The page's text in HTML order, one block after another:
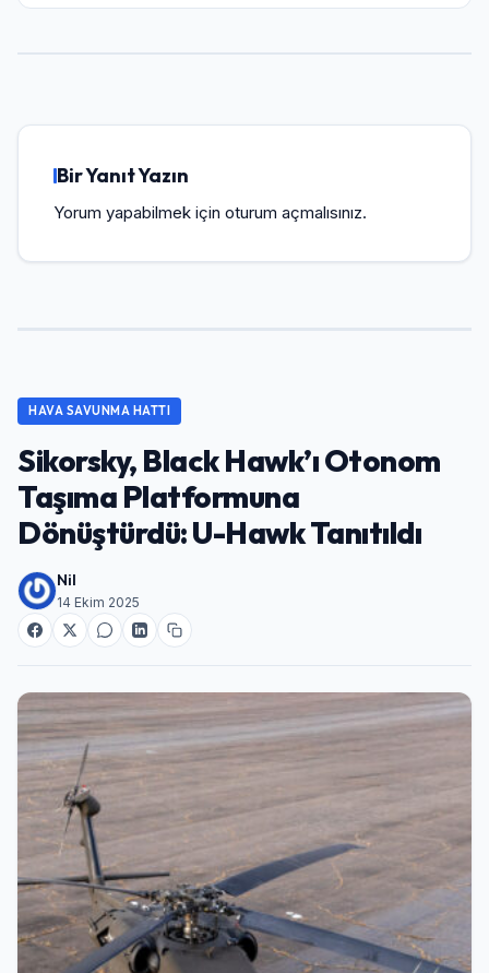
Bir Yanıt Yazın
Yorum yapabilmek için oturum açmalısınız.
HAVA SAVUNMA HATTI
Sikorsky, Black Hawk’ı Otonom
Taşıma Platformuna
Dönüştürdü: U-Hawk Tanıtıldı
Nil
14 Ekim 2025